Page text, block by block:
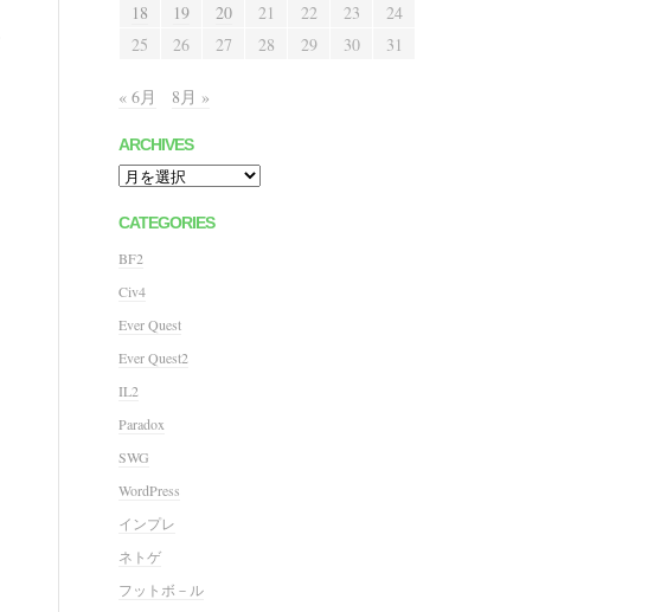
18
19 20 21 22 23
24
25
26 27 28 29 30 31
« 6月 8月 »
ARCHIVES
Archives
CATEGORIES
BF2
Civ4
Ever Quest
Ever Quest2
IL2
Paradox
SWG
WordPress
インプレ
ネトゲ
フットボ－ル